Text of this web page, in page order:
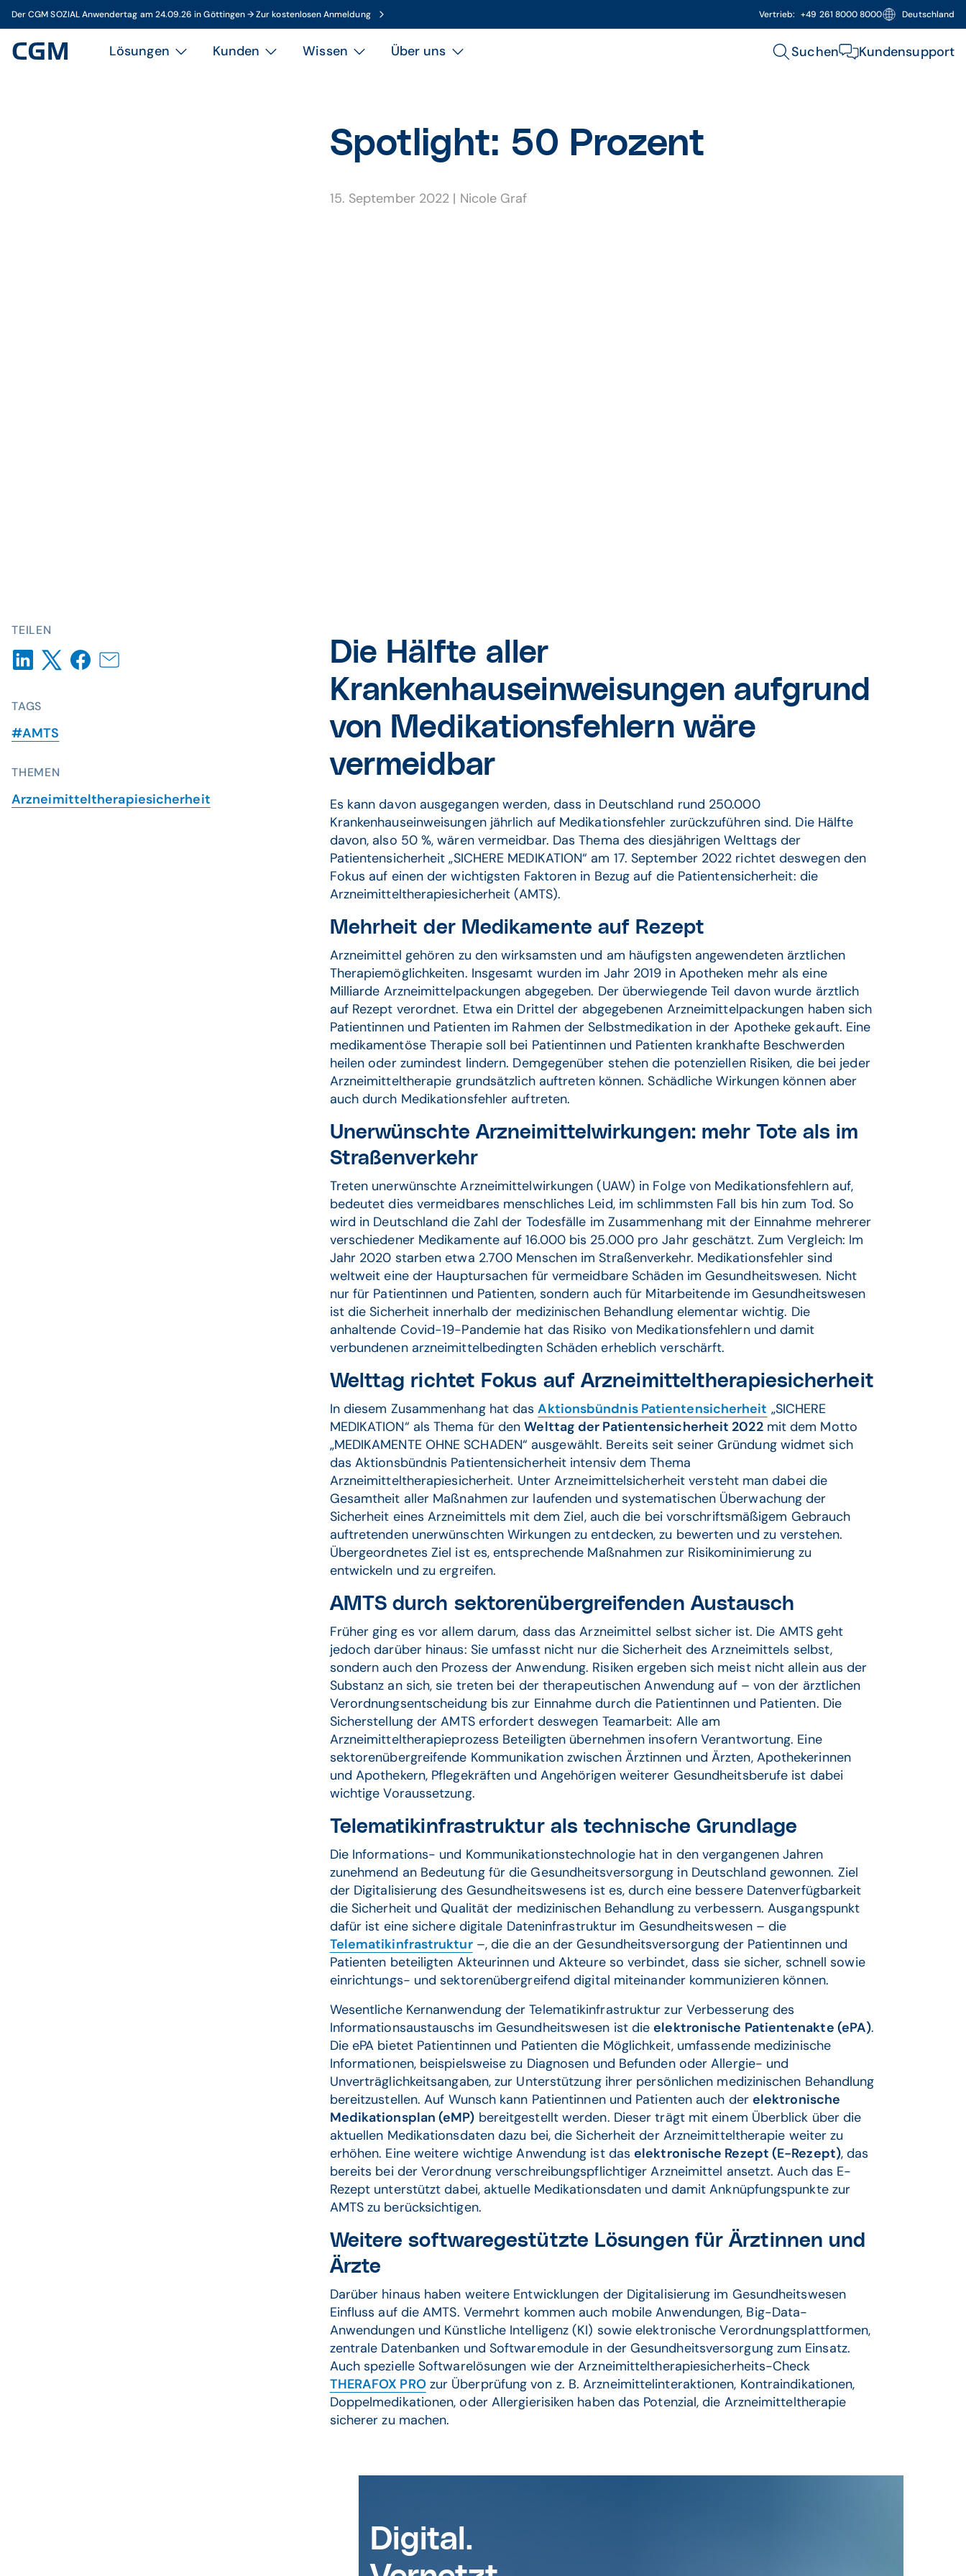
Der CGM SOZIAL Anwendertag am 24.09.26 in Göttingen → Zur kostenlosen Anmeldung Vertrieb: +49 261 8000 8000 Deutschland
Lösungen Kunden Wissen Über uns Suchen Kundensupport
Spotlight: 50 Prozent
15. September 2022 | Nicole Graf
TEILEN
TAGS
#AMTS
THEMEN
Arzneimitteltherapiesicherheit
Die Hälfte aller
Krankenhauseinweisungen aufgrund
von Medikationsfehlern wäre
vermeidbar
Es kann davon ausgegangen werden, dass in Deutschland rund 250.000
Krankenhauseinweisungen jährlich auf Medikationsfehler zurückzuführen sind. Die Hälfte
davon, also 50 %, wären vermeidbar. Das Thema des diesjährigen Welttags der
Patientensicherheit „SICHERE MEDIKATION“ am 17. September 2022 richtet deswegen den
Fokus auf einen der wichtigsten Faktoren in Bezug auf die Patientensicherheit: die
Arzneimitteltherapiesicherheit (AMTS).
Mehrheit der Medikamente auf Rezept
Arzneimittel gehören zu den wirksamsten und am häufigsten angewendeten ärztlichen
Therapiemöglichkeiten. Insgesamt wurden im Jahr 2019 in Apotheken mehr als eine
Milliarde Arzneimittelpackungen abgegeben. Der überwiegende Teil davon wurde ärztlich
auf Rezept verordnet. Etwa ein Drittel der abgegebenen Arzneimittelpackungen haben sich
Patientinnen und Patienten im Rahmen der Selbstmedikation in der Apotheke gekauft. Eine
medikamentöse Therapie soll bei Patientinnen und Patienten krankhafte Beschwerden
heilen oder zumindest lindern. Demgegenüber stehen die potenziellen Risiken, die bei jeder
Arzneimitteltherapie grundsätzlich auftreten können. Schädliche Wirkungen können aber
auch durch Medikationsfehler auftreten.
Unerwünschte Arzneimittelwirkungen: mehr Tote als im
Straßenverkehr
Treten unerwünschte Arzneimittelwirkungen (UAW) in Folge von Medikationsfehlern auf,
bedeutet dies vermeidbares menschliches Leid, im schlimmsten Fall bis hin zum Tod. So
wird in Deutschland die Zahl der Todesfälle im Zusammenhang mit der Einnahme mehrerer
verschiedener Medikamente auf 16.000 bis 25.000 pro Jahr geschätzt. Zum Vergleich: Im
Jahr 2020 starben etwa 2.700 Menschen im Straßenverkehr. Medikationsfehler sind
weltweit eine der Hauptursachen für vermeidbare Schäden im Gesundheitswesen. Nicht
nur für Patientinnen und Patienten, sondern auch für Mitarbeitende im Gesundheitswesen
ist die Sicherheit innerhalb der medizinischen Behandlung elementar wichtig. Die
anhaltende Covid-19-Pandemie hat das Risiko von Medikationsfehlern und damit
verbundenen arzneimittelbedingten Schäden erheblich verschärft.
Welttag richtet Fokus auf Arzneimitteltherapiesicherheit
In diesem Zusammenhang hat dasAktionsbündnis Patientensicherheit „SICHERE
MEDIKATION“ als Thema für denWelttag der Patientensicherheit 2022mit dem Motto
„MEDIKAMENTE OHNE SCHADEN“ ausgewählt. Bereits seit seiner Gründung widmet sich
das Aktionsbündnis Patientensicherheit intensiv dem Thema
Arzneimitteltherapiesicherheit. Unter Arzneimittelsicherheit versteht man dabei die
Gesamtheit aller Maßnahmen zur laufenden und systematischen Überwachung der
Sicherheit eines Arzneimittels mit dem Ziel, auch die bei vorschriftsmäßigem Gebrauch
auftretenden unerwünschten Wirkungen zu entdecken, zu bewerten und zu verstehen.
Übergeordnetes Ziel ist es, entsprechende Maßnahmen zur Risikominimierung zu
entwickeln und zu ergreifen.
AMTS durch sektorenübergreifenden Austausch
Früher ging es vor allem darum, dass das Arzneimittel selbst sicher ist. Die AMTS geht
jedoch darüber hinaus: Sie umfasst nicht nur die Sicherheit des Arzneimittels selbst,
sondern auch den Prozess der Anwendung. Risiken ergeben sich meist nicht allein aus der
Substanz an sich, sie treten bei der therapeutischen Anwendung auf – von der ärztlichen
Verordnungsentscheidung bis zur Einnahme durch die Patientinnen und Patienten. Die
Sicherstellung der AMTS erfordert deswegen Teamarbeit: Alle am
Arzneimitteltherapieprozess Beteiligten übernehmen insofern Verantwortung. Eine
sektorenübergreifende Kommunikation zwischen Ärztinnen und Ärzten, Apothekerinnen
und Apothekern, Pflegekräften und Angehörigen weiterer Gesundheitsberufe ist dabei
wichtige Voraussetzung.
Telematikinfrastruktur als technische Grundlage
Die Informations- und Kommunikationstechnologie hat in den vergangenen Jahren
zunehmend an Bedeutung für die Gesundheitsversorgung in Deutschland gewonnen. Ziel
der Digitalisierung des Gesundheitswesens ist es, durch eine bessere Datenverfügbarkeit
die Sicherheit und Qualität der medizinischen Behandlung zu verbessern. Ausgangspunkt
dafür ist eine sichere digitale Dateninfrastruktur im Gesundheitswesen – die
Telematikinfrastruktur–, die die an der Gesundheitsversorgung der Patientinnen und
Patienten beteiligten Akteurinnen und Akteure so verbindet, dass sie sicher, schnell sowie
einrichtungs- und sektorenübergreifend digital miteinander kommunizieren können.
Wesentliche Kernanwendung der Telematikinfrastruktur zur Verbesserung des
Informationsaustauschs im Gesundheitswesen ist die elektronische Patientenakte (ePA).
Die ePA bietet Patientinnen und Patienten die Möglichkeit, umfassende medizinische
Informationen, beispielsweise zu Diagnosen und Befunden oder Allergie- und
Unverträglichkeitsangaben, zur Unterstützung ihrer persönlichen medizinischen Behandlung
bereitzustellen. Auf Wunsch kann Patientinnen und Patienten auch der elektronische
Medikationsplan (eMP) bereitgestellt werden. Dieser trägt mit einem Überblick über die
aktuellen Medikationsdaten dazu bei, die Sicherheit der Arzneimitteltherapie weiter zu
erhöhen. Eine weitere wichtige Anwendung ist das elektronische Rezept (E-Rezept), das
bereits bei der Verordnung verschreibungspflichtiger Arzneimittel ansetzt. Auch das E-
Rezept unterstützt dabei, aktuelle Medikationsdaten und damit Anknüpfungspunkte zur
AMTS zu berücksichtigen.
Weitere softwaregestützte Lösungen für Ärztinnen und
Ärzte
Darüber hinaus haben weitere Entwicklungen der Digitalisierung im Gesundheitswesen
Einfluss auf die AMTS. Vermehrt kommen auch mobile Anwendungen, Big-Data-
Anwendungen und Künstliche Intelligenz (KI) sowie elektronische Verordnungsplattformen,
zentrale Datenbanken und Softwaremodule in der Gesundheitsversorgung zum Einsatz.
Auch spezielle Softwarelösungen wie der Arzneimitteltherapiesicherheits-Check
THERAFOX PROzur Überprüfung von z. B. Arzneimittelinteraktionen, Kontraindikationen,
Doppelmedikationen, oder Allergierisiken haben das Potenzial, die Arzneimitteltherapie
sicherer zu machen.
Digital.